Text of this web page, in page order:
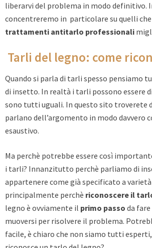
liberarvi del problema in modo definitivo.
concentreremo in particolare su quelli che
trattamenti antitarlo professionali
Tarli del legno: come
Quando si parla di tarli spesso pensiamo
di insetto. In realtà i tarli possono essere
sono tutti uguali. In questo sito troverete
parlano dell’argomento in modo davvero
esaustivo.
Ma perchè potrebbe essere così
i tarli? Innanzitutto perchè parliamo di
appartenere come già specificato a varietà
principalmente perchè riconoscere il
legno è ovviamente il primo passo da
muoversi per risolvere il problema.
facile, è chiaro che non siamo tutti